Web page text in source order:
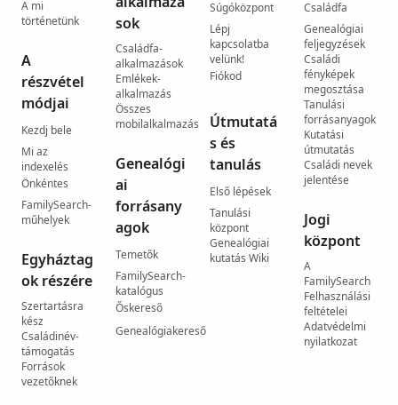
A mi
történetünk
A
részvétel
módjai
Kezdj bele
Mi az
indexelés
Önkéntes
FamilySearch-
műhelyek
Egyháztag
ok részére
Szertartásra
kész
Családinév-
támogatás
Források
vezetőknek
sok
Családfa-
alkalmazások
Emlékek-
alkalmazás
Összes
mobilalkalmazás
Genealógi
ai
forrásany
agok
Temetők
FamilySearch-
katalógus
Őskereső
Genealógiakereső
Súgóközpont
Lépj
kapcsolatba
velünk!
Fiókod
Útmutatá
s és
tanulás
Első lépések
Tanulási
központ
Genealógiai
kutatás Wiki
Családfa
Genealógiai
feljegyzések
Családi
fényképek
megosztása
Tanulási
forrásanyagok
Kutatási
útmutatás
Családi nevek
jelentése
Jogi
központ
A
FamilySearch
Felhasználási
feltételei
Adatvédelmi
nyilatkozat